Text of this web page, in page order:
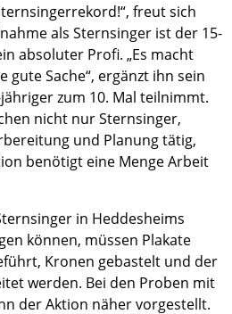
freut sich
als Sternsinger ist der 15-
absoluter Profi. „Es macht
gute Sache“, ergänzt ihn sein
zum 10. Mal teilnimmt.
nicht nur Sternsinger,
und Planung tätig,
benötigt eine Menge Arbeit
in Heddesheims
können, müssen Plakate
Kronen gebastelt und der
werden. Bei den Proben mit
der Aktion näher vorgestellt.